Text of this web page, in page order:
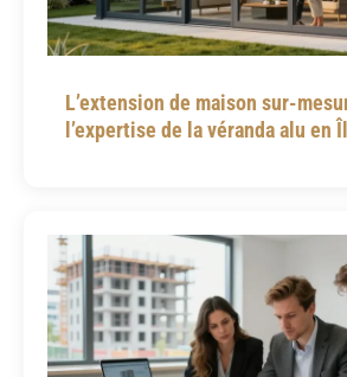
L’extension de maison sur-
l’expertise de la véranda alu en